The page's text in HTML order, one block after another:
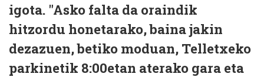
igota. "Asko falta da oraindik
hitzordu honetarako, baina jakin
dezazuen, betiko moduan, Telletxeko
parkinetik 8:00etan aterako gara eta